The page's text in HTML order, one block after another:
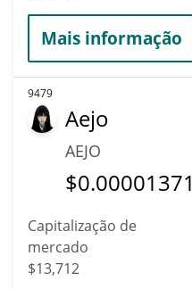
Mais informação
9479
Aejo
AEJO
$0.00001371
Capitalização de
mercado
$13,712